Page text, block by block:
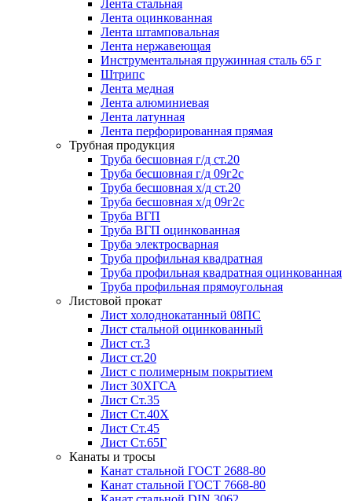
Лента стальная
Лента оцинкованная
Лента штамповальная
Лента нержавеющая
Инструментальная пружинная сталь 65 г
Штрипс
Лента медная
Лента алюминиевая
Лента латунная
Лента перфорированная прямая
Трубная продукция
Труба бесшовная г/д ст.20
Труба бесшовная г/д 09г2с
Труба бесшовная х/д ст.20
Труба бесшовная х/д 09г2с
Труба ВГП
Труба ВГП оцинкованная
Труба электросварная
Труба профильная квадратная
Труба профильная квадратная оцинкованная
Труба профильная прямоугольная
Листовой прокат
Лист холоднокатанный 08ПС
Лист стальной оцинкованный
Лист ст.3
Лист ст.20
Лист с полимерным покрытием
Лист 30ХГСА
Лист Ст.35
Лист Ст.40Х
Лист Ст.45
Лист Ст.65Г
Канаты и тросы
Канат стальной ГОСТ 2688-80
Канат стальной ГОСТ 7668-80